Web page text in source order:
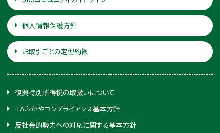
個人情報保護方針
お取引ごとの定型約款
復興特別所得税の取扱いについて
ＪＡふかやコンプライアンス基本方針
反社会的勢力への対応に関する基本方針